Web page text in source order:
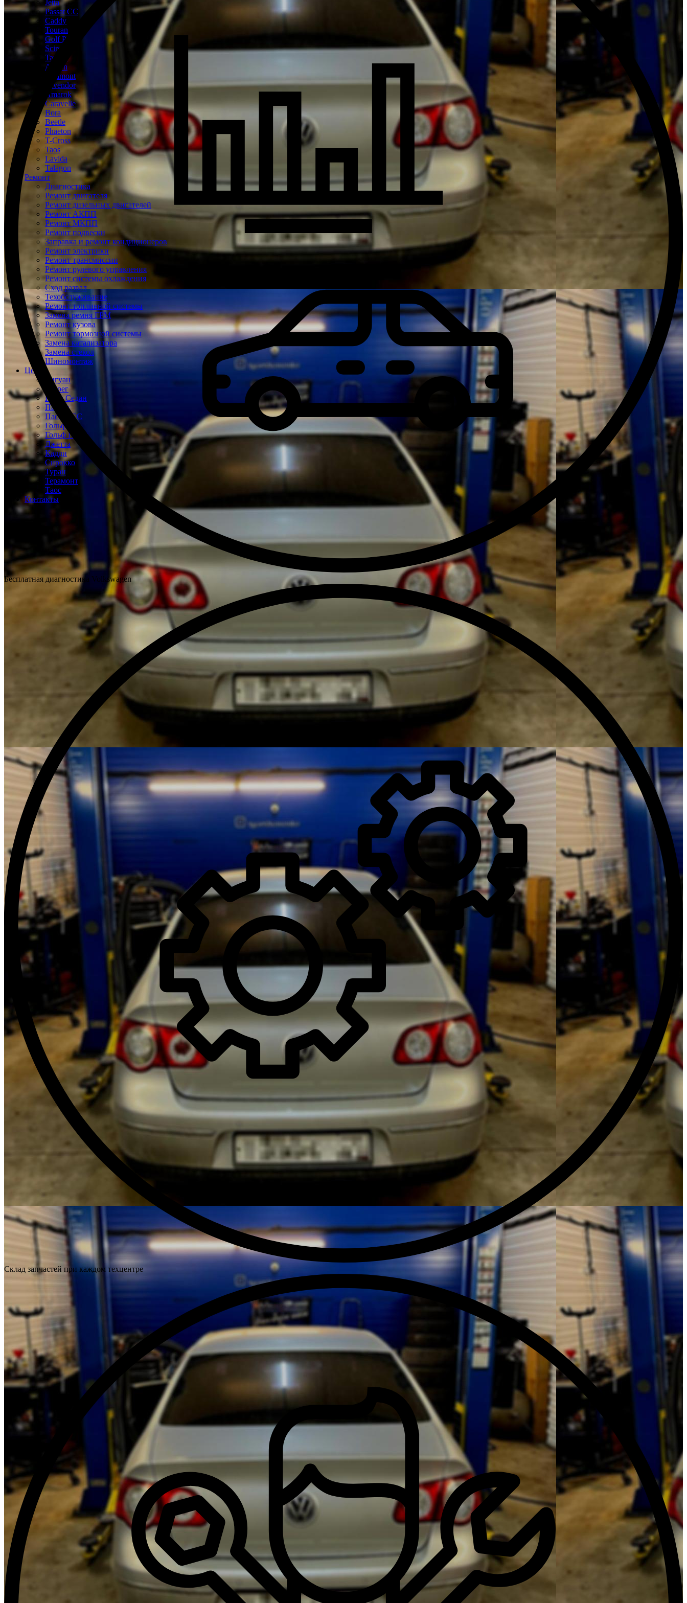
Jetta
Passat CC
Caddy
Touran
Golf Plus
Scirocco
Tayron
Arteon
Teramont
Tavendor
Amarok
Caravelle
Bora
Beetle
Phaeton
T-Cross
Taos
Lavida
Talagon
Ремонт
Диагностика
Ремонт двигателя
Ремонт дизельных двигателей
Ремонт АКПП
Ремонт МКПП
Ремонт подвески
Заправка и ремонт кондиционеров
Ремонт электрики
Ремонт трансмиссии
Ремонт рулевого управления
Ремонт системы охлаждения
Сход развал
Техобслуживание
Ремонт топливной системы
Замена ремня ГРМ
Ремонт кузова
Ремонт тормозной системы
Замена катализатора
Замена стекол
Шиномонтаж
Цены
Тигуан
Туарег
Поло Седан
Пассат
Пассат СС
Гольф
Гольф Плюс
Джетта
Кадди
Сирокко
Туран
Терамонт
Таос
Контакты
Бесплатная диагностика Volkswagen
Склад запчастей при каждом техцентре